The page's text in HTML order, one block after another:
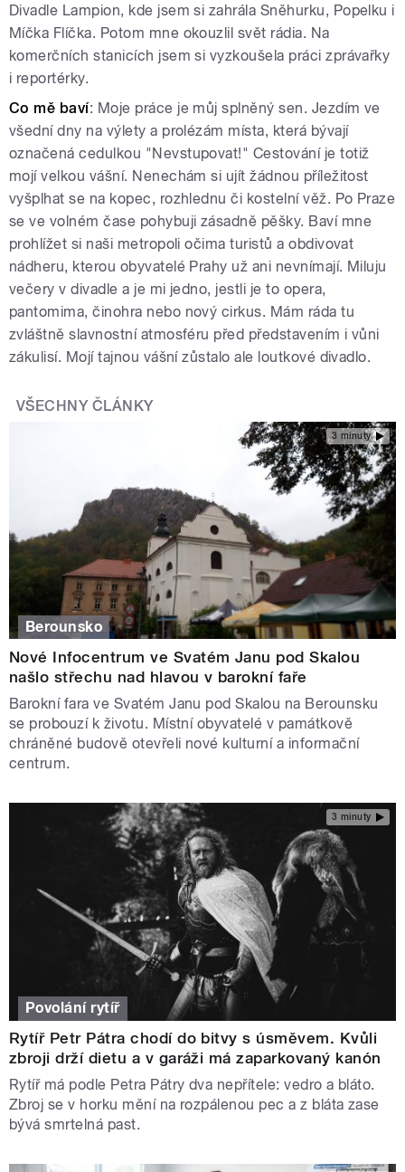
Divadle Lampion, kde jsem si zahrála Sněhurku, Popelku i
Míčka Flíčka. Potom mne okouzlil svět rádia. Na
komerčních stanicích jsem si vyzkoušela práci zprávařky
i reportérky.
Co mě baví: Moje práce je můj splněný sen. Jezdím ve
všední dny na výlety a prolézám místa, která bývají
označená cedulkou "Nevstupovat!" Cestování je totiž
mojí velkou vášní. Nenechám si ujít žádnou příležitost
vyšplhat se na kopec, rozhlednu či kostelní věž. Po Praze
se ve volném čase pohybuji zásadně pěšky. Baví mne
prohlížet si naši metropoli očima turistů a obdivovat
nádheru, kterou obyvatelé Prahy už ani nevnímají. Miluju
večery v divadle a je mi jedno, jestli je to opera,
pantomima, činohra nebo nový cirkus. Mám ráda tu
zvláštně slavnostní atmosféru před představením i vůni
zákulisí. Mojí tajnou vášní zůstalo ale loutkové divadlo.
VŠECHNY ČLÁNKY
3 minuty
Berounsko
Nové Infocentrum ve Svatém Janu pod Skalou
našlo střechu nad hlavou v barokní faře
Barokní fara ve Svatém Janu pod Skalou na Berounsku
se probouzí k životu. Místní obyvatelé v památkově
chráněné budově otevřeli nové kulturní a informační
centrum.
3 minuty
Povolání rytíř
Rytíř Petr Pátra chodí do bitvy s úsměvem. Kvůli
zbroji drží dietu a v garáži má zaparkovaný kanón
Rytíř má podle Petra Pátry dva nepřítele: vedro a bláto.
Zbroj se v horku mění na rozpálenou pec a z bláta zase
bývá smrtelná past.